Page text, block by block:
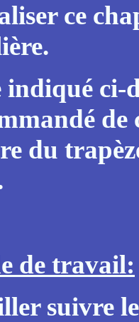
ce
indiqué ci-
de
du
de travail:
suivre